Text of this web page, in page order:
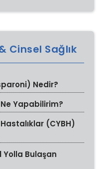
Cinsel Sağlık
Nedir?
Ne Yapabilirim?
(CYBH)
Yolla Bulaşan